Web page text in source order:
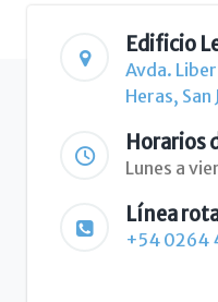
Edificio
Avda.
Heras,
Horarios
Lunes a
Línea
+54 0264